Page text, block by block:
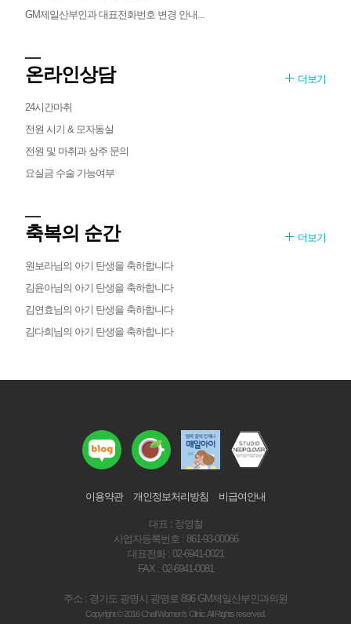
GM제일산부인과 대표전화번호 변경 안내...
온라인상담 더보기
24시간마취
전원 시기 & 모자동실
전원 및 마취과 상주 문의
요실금 수술 가능여부
축복의 순간 더보기
원보라님의 아기 탄생을 축하합니다
김윤아님의 아기 탄생을 축하합니다
김연효님의 아기 탄생을 축하합니다
김다희님의 아기 탄생을 축하합니다
이용약관 개인정보처리방침 비급여안내
대표 : 정영철
사업자등록번호 : 861-93-00066
대표전화 : 02-6941-0021
FAX : 02-6941-0081
주소 : 경기도 광명시 광명로 896 GM제일산부인과의원
Copyright © 2016 Cheil Women’s Clinic. All Rights reserved.